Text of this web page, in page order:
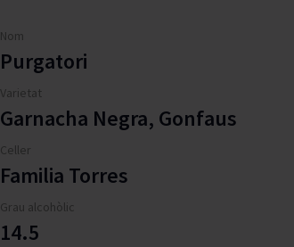
Nom
Purgatori
Varietat
Garnacha Negra, Gonfaus
Celler
Familia Torres
Grau alcohòlic
14.5